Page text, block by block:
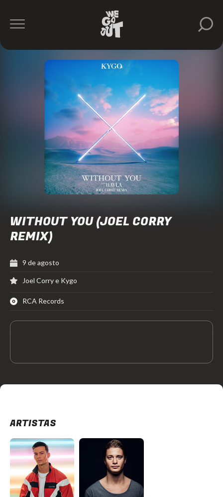
WITHOUT YOU (JOEL CORRY
REMIX)
9 de agosto
Joel Corry e Kygo
RCA Records
ARTISTAS